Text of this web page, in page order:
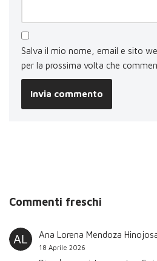
Salva il mio nome, email e sito
per la prossima volta che
Commenti freschi
Ana Lorena Mendoza
18 Aprile 2026